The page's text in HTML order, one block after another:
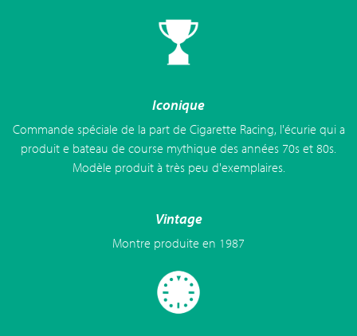
Iconique
Commande spéciale de la part de Cigarette Racing, l'écurie qui a
produit e bateau de course mythique des années 70s et 80s.
Modèle produit à très peu d'exemplaires.
Vintage
Montre produite en 1987